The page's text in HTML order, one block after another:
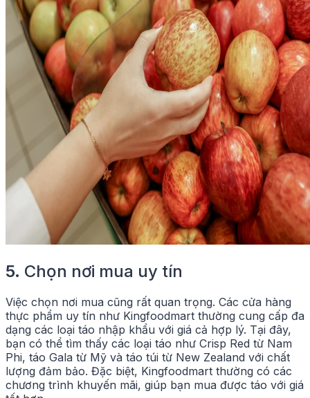
5. Chọn nơi mua uy tín
Việc chọn nơi mua cũng rất quan trọng. Các cửa hàng
thực phẩm uy tín như Kingfoodmart thường cung cấp đa
dạng các loại táo nhập khẩu với giá cả hợp lý. Tại đây,
bạn có thể tìm thấy các loại táo như Crisp Red từ Nam
Phi, táo Gala từ Mỹ và táo túi từ New Zealand với chất
lượng đảm bảo. Đặc biệt, Kingfoodmart thường có các
chương trình khuyến mãi, giúp bạn mua được táo với giá